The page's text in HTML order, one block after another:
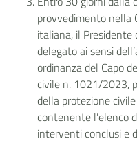
provvedimento nella
italiana, il Presidente
delegato ai sensi
ordinanza del Capo
civile n. 1021/2023,
della protezione
contenente l’elenco
interventi conclusi e